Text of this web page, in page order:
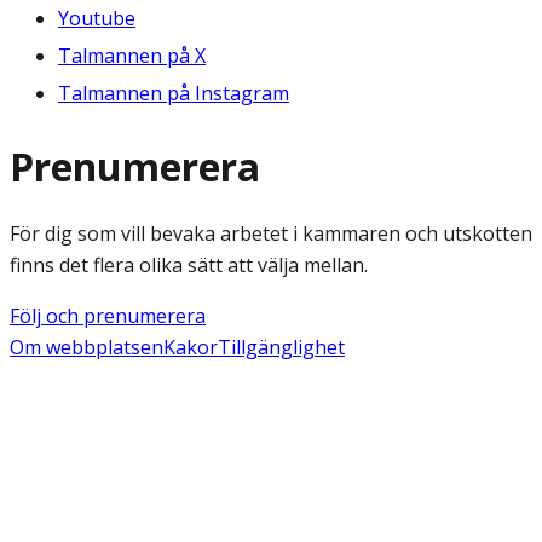
Youtube
Talmannen på X
Talmannen på Instagram
Prenumerera
För dig som vill bevaka arbetet i kammaren och utskotten
finns det flera olika sätt att välja mellan.
Följ och prenumerera
Om webbplatsenKakorTillgänglighet